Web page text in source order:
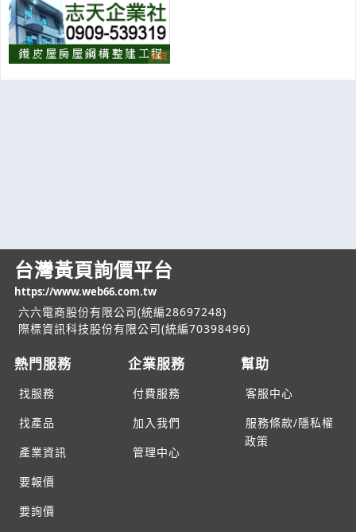
台灣黃頁詢價平台
https://www.web66.com.tw
六六電商股份有限公司(統編28697248)
際標資訊科技股份有限公司(統編70398496)
熱門服務
找服務
找產品
產業資訊
要報價
要詢價
企業服務
付費服務
加入我們
管理中心
幫助
客服中心
服務條款/隱私權
政策